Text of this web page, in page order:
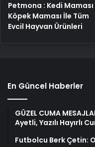
Petmona : Kedi Maması
Köpek Maması İle Tüm
Evcil Hayvan Ürünleri
En Güncel Haberler
GÜZEL CUMA
Ayetli, Yazılı Hayırlı
Futbolcu Berk Çetin: